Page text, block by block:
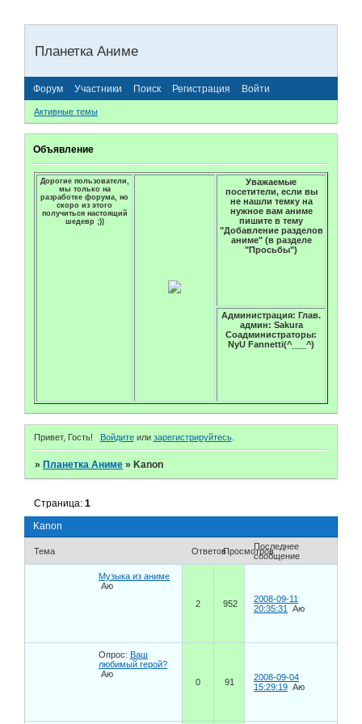
Планетка Аниме
Форум Участники Поиск Регистрация Войти
Активные темы
Объявление
Дорогие пользователи,
мы только на
разработке форума, но
скоро из этого
получиться настоящий
шедевр ;))
Уважаемые
посетители, если вы
не нашли темку на
нужное вам аниме
пишите в тему
"Добавление разделов
аниме" (в разделе
"Просьбы")
Администрация: Глав.
админ: Sakura
Соадминистраторы:
NyU Fannetti(^___^)
Привет, Гость! Войдитеили зарегистрируйтесь.
» Планетка Аниме » Kanon
Kanon
Страница:1
Тема ОтветовПросмотровПоследнее
сообщение
Музыка из аниме
Аю
2
952
2008-09-11
20:35:31
Аю
Опрос: Ваш
любимый герой?
Аю
0
91
2008-09-04
15:29:19 Аю